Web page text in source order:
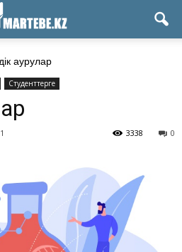
аурулар
Студенттерге
0
3338